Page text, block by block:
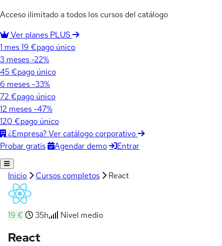
Acceso ilimitado a todos los cursos del catálogo
Ver planes PLUS
1 mes19 €pago único
3 meses -22%
45 €pago único
6 meses -33%
72 €pago único
12 meses -47%
120 €pago único
¿Empresa? Ver catálogo corporativo
Probar gratis
Agendar demo Entrar
Inicio Cursos completos React
19 € 35h Nivel medio
React